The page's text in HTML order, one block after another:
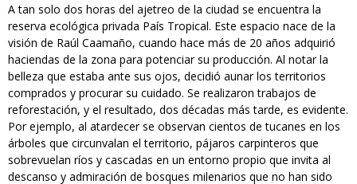
A tan solo dos horas del ajetreo de la ciudad se encuentra la
reserva ecológica privada País Tropical. Este espacio nace de la
visión de Raúl Caamaño, cuando hace más de 20 años adquirió
haciendas de la zona para potenciar su producción. Al notar la
belleza que estaba ante sus ojos, decidió aunar los territorios
comprados y procurar su cuidado. Se realizaron trabajos de
reforestación, y el resultado, dos décadas más tarde, es evidente.
Por ejemplo, al atardecer se observan cientos de tucanes en los
árboles que circunvalan el territorio, pájaros carpinteros que
sobrevuelan ríos y cascadas en un entorno propio que invita al
descanso y admiración de bosques milenarios que no han sido